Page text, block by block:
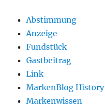
Abstimmung
Anzeige
Fundstück
Gastbeitrag
Link
MarkenBlog History
Markenwissen